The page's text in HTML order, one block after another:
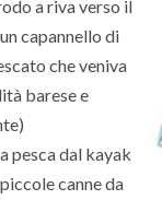
a riva verso il
capannello di
che veniva
barese e
pesca dal kayak
canne da